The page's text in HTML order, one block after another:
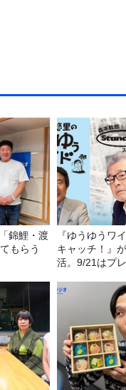
もらう
『ゆうゆうワ
キャッチ！』
活。9/21はプ